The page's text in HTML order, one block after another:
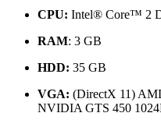
CPU: Intel® Core™ 2
RAM: 3 GB
HDD: 35 GB
VGA: (DirectX 11)
NVIDIA GTS 450